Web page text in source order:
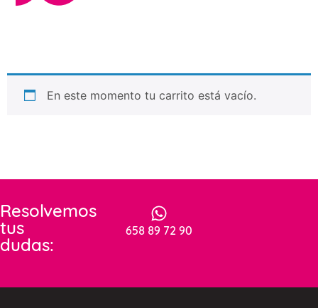
En este momento tu carrito está vacío.
Resolvemos
tus
dudas:
658 89 72 90